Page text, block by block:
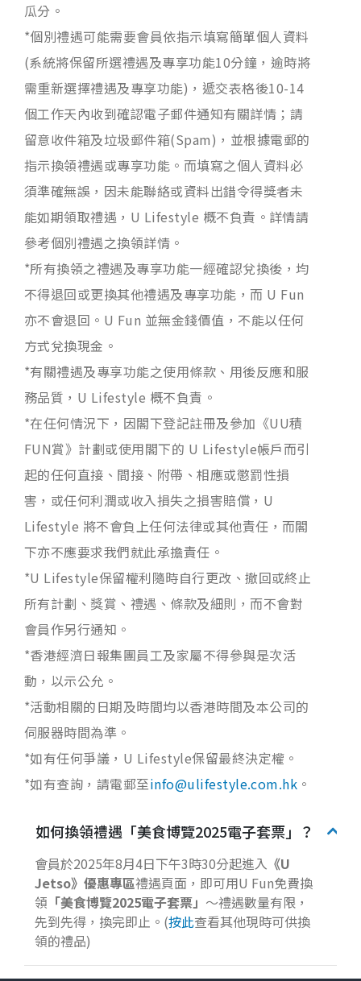
瓜分。
*個別禮遇可能需要會員依指示填寫簡單個人資料
(系統將保留所選禮遇及專享功能10分鐘，逾時將
需重新選擇禮遇及專享功能)，遞交表格後10-14
個工作天內收到確認電子郵件通知有關詳情；請
留意收件箱及垃圾郵件箱(Spam)，並根據電郵的
指示換領禮遇或專享功能。而填寫之個人資料必
須準確無誤，因未能聯絡或資料出錯令得獎者未
能如期領取禮遇，U Lifestyle 概不負責。詳情請
參考個別禮遇之換領詳情。
*所有換領之禮遇及專享功能一經確認兌換後，均
不得退回或更換其他禮遇及專享功能，而 U Fun
亦不會退回。U Fun 並無金錢價值，不能以任何
方式兌換現金。
*有關禮遇及專享功能之使用條款、用後反應和服
務品質，U Lifestyle 概不負責。
*在任何情況下，因閣下登記註冊及參加《UU積
FUN賞》計劃或使用閣下的 U Lifestyle帳戶而引
起的任何直接、間接、附帶、相應或懲罰性損
害，或任何利潤或收入損失之損害賠償，U
Lifestyle 將不會負上任何法律或其他責任，而閣
下亦不應要求我們就此承擔責任。
*U Lifestyle保留權利隨時自行更改、撤回或終止
所有計劃、獎賞、禮遇、條款及細則，而不會對
會員作另行通知。
*香港經濟日報集團員工及家屬不得參與是次活
動，以示公允。
*活動相關的日期及時間均以香港時間及本公司的
伺服器時間為準。
*如有任何爭議，U Lifestyle保留最終決定權。
*如有查詢，請電郵至info@ulifestyle.com.hk 。
如何換領禮遇「美食博覽2025電子套票」？
會員於2025年8月4日下午3時30分起進入 《U
Jetso》優惠專區禮遇頁面，即可用U Fun免費換
領 「美食博覽2025電子套票」 ～禮遇數量有限，
先到先得，換完即止。(按此查看其他現時可供換
領的禮品)